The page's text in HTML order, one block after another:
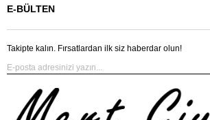
E-BÜLTEN
Takipte kalın. Fırsatlardan ilk siz haberdar olun!